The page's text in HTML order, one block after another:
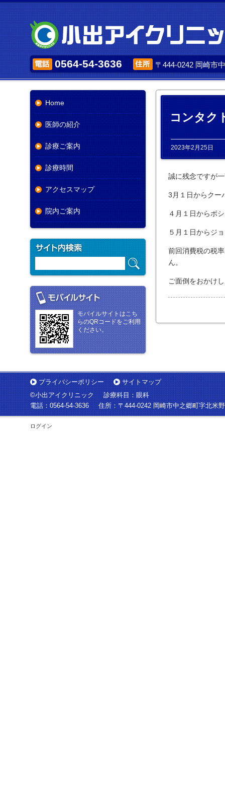
0564-54-3636 〒444-0242 岡崎市
コンタク
2023年2月25日
誠に残念ですが
3月１日からクー
４月１日からボ
５月１日からジ
前回消費税の税
ん。
ご面倒をおかけ
Home
医師の紹介
診療ご案内
診療時間
アクセスマップ
院内ご案内
モバイルサイトはこち
らのQRコードをご利用
ください。
プライバシーポリシー
サイトマップ
©小出アイクリニック
診療科目：眼科
電話：0564-54-3636 住所：〒444-0242 岡崎市中之郷町字北米
ログイン